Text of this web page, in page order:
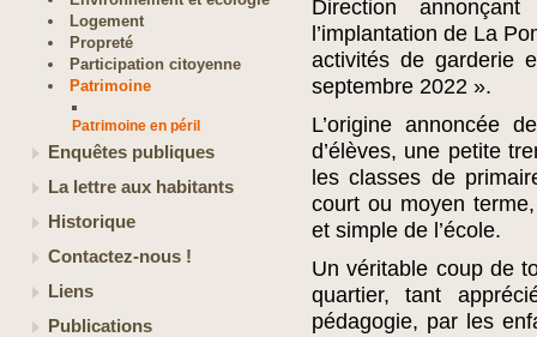
Logement
Propreté
Participation citoyenne
Patrimoine
Patrimoine en péril
Enquêtes publiques
La lettre aux habitants
Historique
Contactez-nous !
Liens
Publications
Direction
l’implantation de La
activités de garderie
septembre 2022 ».
L’origine annoncée
d’élèves, une petite
les classes de
court ou moyen
et simple de l’école.
Un véritable coup de
quartier, tant
pédagogie, par les